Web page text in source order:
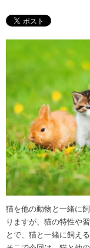
猫を他の動物と一緒に
りますが、猫の特性や
とで、猫と一緒に飼え